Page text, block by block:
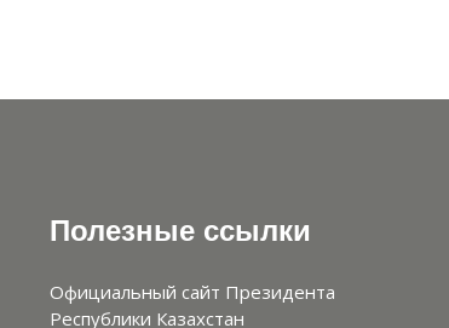
Полезные ссылки
Официальный сайт Президента
Республики Казахстан